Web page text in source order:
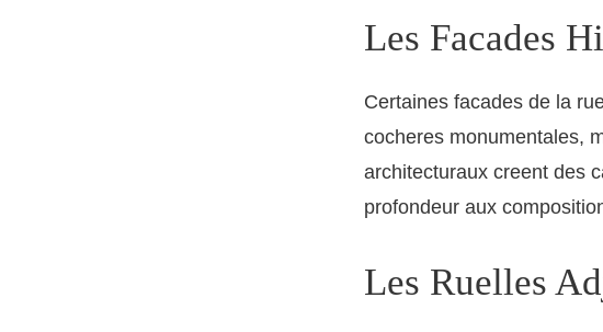
Les Facades
Certaines facades de la
cocheres monumentales,
architecturaux creent des
profondeur aux
Les Ruelles